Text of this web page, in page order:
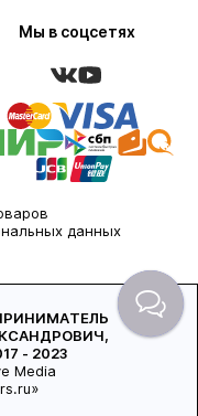
Мы в соцсетях
данных
- 2023
Media